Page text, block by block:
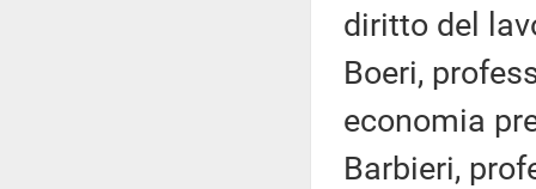
diritto del
Boeri,
economia
Barbieri,